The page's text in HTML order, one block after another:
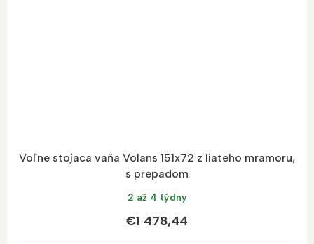
Voľne stojaca vaňa Volans 151x72 z liateho mramoru,
s prepadom
2 až 4 týdny
€1 478,44